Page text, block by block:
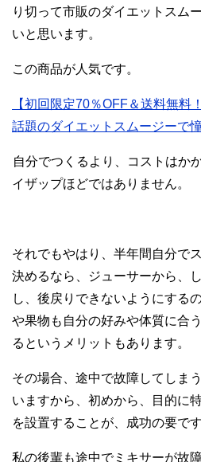
り切って市販のダイエットスム
いと思います。
この商品が人気です。
【初回限定70％OFF＆送料無料
話題のダイエットスムージーで
自分でつくるより、コストはか
イザップほどではありません。
それでもやはり、半年間自分で
決めるなら、ジューサーから、
し、後戻りできないようにする
や果物も自分の好みや体質に合
るというメリットもあります。
その場合、途中で故障してしま
いますから、初めから、目的に
を設置することが、成功の要です
私の後輩も途中でミキサーが故